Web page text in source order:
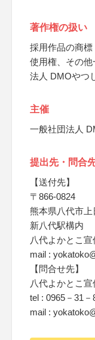
著作権の扱い
採用作品の商
使用権、その
法人 DMOやつ
主催
一般社団法人
提出先・問合
【送付先】
〒866-0824
熊本県八代市上
新八代駅構内
八代よかとこ
mail :
【問合せ先】
八代よかとこ宣
tel : 0965－31
mail :